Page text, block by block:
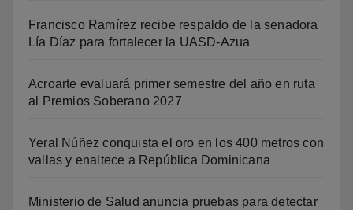
Francisco Ramírez recibe respaldo de la senadora
Lía Díaz para fortalecer la UASD-Azua
Acroarte evaluará primer semestre del año en ruta
al Premios Soberano 2027
Yeral Núñez conquista el oro en los 400 metros con
vallas y enaltece a República Dominicana
Ministerio de Salud anuncia pruebas para detectar